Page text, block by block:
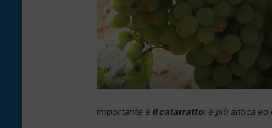
importante è il catarratto: è più antica